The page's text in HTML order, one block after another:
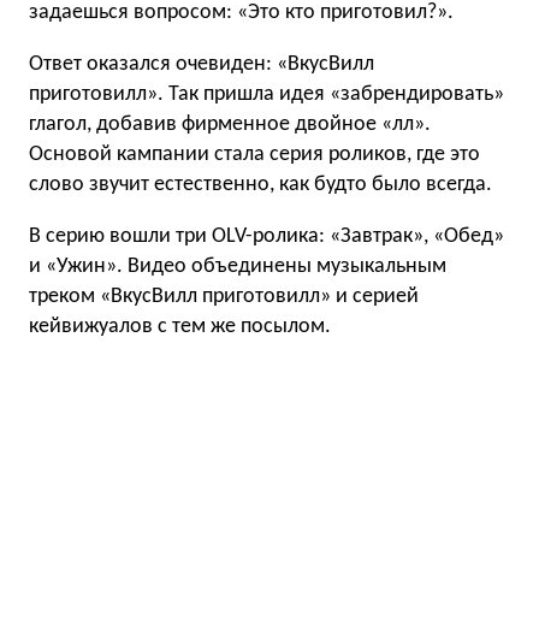
задаешься вопросом: «Это кто приготовил?».
Ответ оказался очевиден: «ВкусВилл
приготовилл». Так пришла идея «забрендировать»
глагол, добавив фирменное двойное «лл».
Основой кампании стала серия роликов, где это
слово звучит естественно, как будто было всегда.
В серию вошли три OLV-ролика: «Завтрак», «Обед»
и «Ужин». Видео объединены музыкальным
треком «ВкусВилл приготовилл» и серией
кейвижуалов с тем же посылом.